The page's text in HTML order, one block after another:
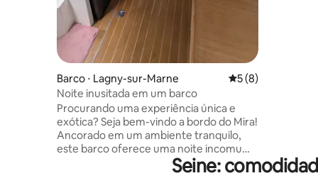
Barco ⋅ Lagny-sur-Marne 5 de uma
5 (8)
Noite inusitada em um barco
Procurando uma experiência única e
exótica? Seja bem-vindo a bordo do Mira!
Ancorado em um ambiente tranquilo,
este barco oferece uma noite incomum
ao longo da água, perfeita para uma
viagem romântica, uma pausa na
Seine: